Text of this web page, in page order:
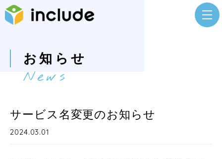
お知らせ
News
サービス名変更のお知らせ
2024.03.01